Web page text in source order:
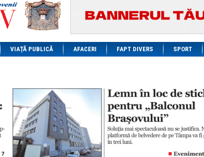
1 XAU= 464.4611 RON
1 AED= 1.1933 RON
1 AUD= 2.7957 RON
1 BGN= 2.5449 RON
1 CAD= 3.1559 RON
1 CHF= 5.2813 RON
= 0.0860 RON
1 HUF= 1.2223 RON
1 INR
= 0.0513 RON
1 JPY
= 3.0556 RON
1 KRW
= 0.3047 RON
1 MDL
= 0.2538 RON
1 MXN= 0.2227 RON
1 NOK= 0.4191 RON
VIAȚĂ PUBLICĂ AFACERI FAPT DIVERS SPORT